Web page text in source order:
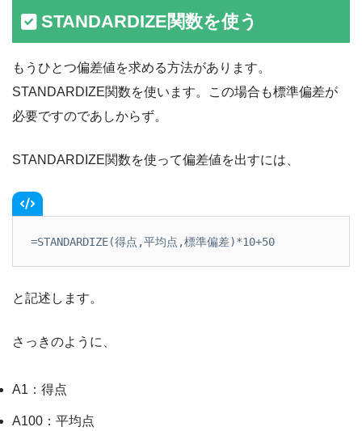
STANDARDIZE関数を使う
もうひとつ偏差値を求める方法があります。
STANDARDIZE関数を使います。この場合も標準偏差が
必要ですのであしからず。
STANDARDIZE関数を使って偏差値を出すには、
=STANDARDIZE(得点,平均点,標準偏差)*10+50
と記述します。
さっきのように、
A1：得点
A100：平均点